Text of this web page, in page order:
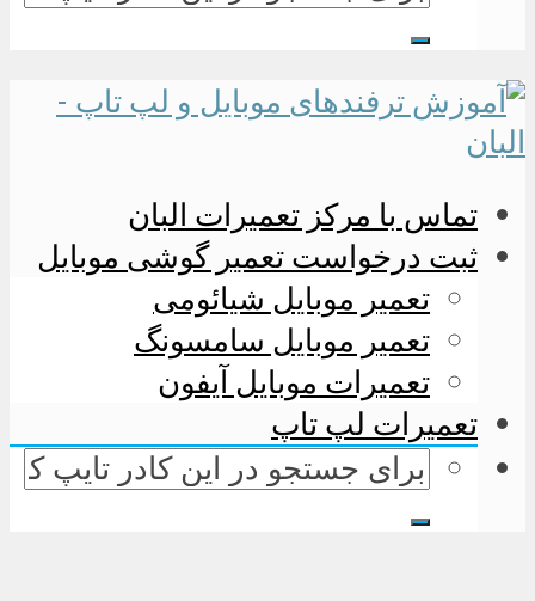
تماس با مرکز تعمیرات البان
ثبت درخواست تعمیر گوشی موبایل
تعمیر موبایل شیائومی
تعمیر موبایل سامسونگ
تعمیرات موبایل آیفون
تعمیرات لپ تاپ